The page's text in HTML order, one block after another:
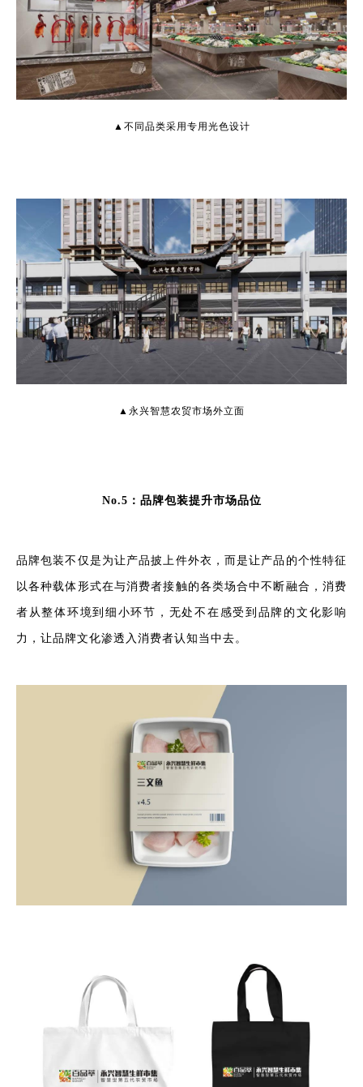
▲不同品类采用专用光色设计
▲永兴智慧农贸市场外立面
No.5：品牌包装提升市场品位
品牌包装不仅是为让产品披上件外衣，而是让产品的个性特征
以各种载体形式在与消费者接触的各类场合中不断融合，消费
者从整体环境到细小环节，无处不在感受到品牌的文化影响
力，让品牌文化渗透入消费者认知当中去。